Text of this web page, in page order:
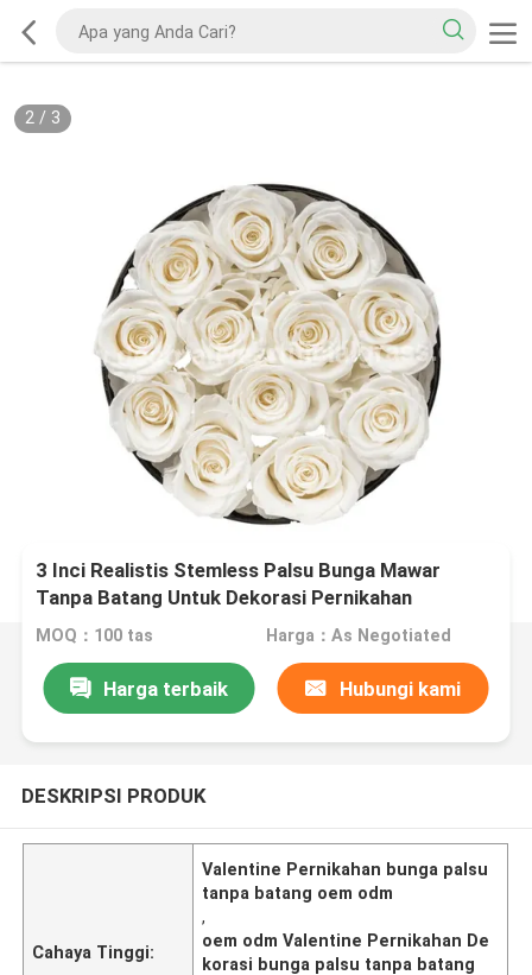
2/ 3
3 Inci Realistis Stemless Palsu Bunga Mawar
Tanpa Batang Untuk Dekorasi Pernikahan
Valentine
MOQ：100 tas Harga：As Negotiated
Harga terbaik Hubungi kami
DESKRIPSI PRODUK
Cahaya Tinggi:
Valentine Pernikahan bunga palsu
tanpa batang oem odm
,
oem odm Valentine Pernikahan De
korasi bunga palsu tanpa batang